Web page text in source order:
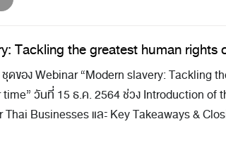
Tackling the greatest human rights
ชุดของ Webinar “Modern slavery: Tackling
วันที่ 15 ธ.ค. 2564 ช่วง Introduction of
Thai Businesses และ Key Takeaways &